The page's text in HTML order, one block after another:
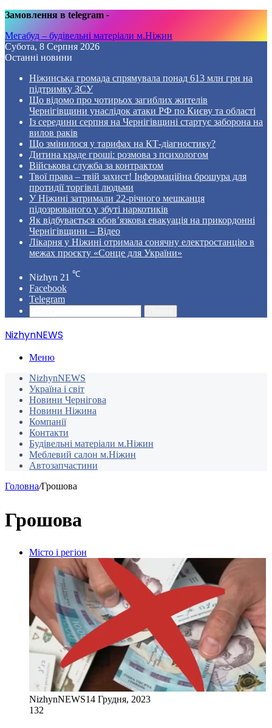
Замовлення в telegram -
Мегабуд – будівельні матеріали м.Ніжин
Субота, 8 Серпня 2026
Останні новини
Ніжинська громада спрямувала понад 613 млн грн на
підтримку ЗСУ
Що відомо про чотирьох загиблих жителів
Чернігівщини унаслідок атаки РФ по Києву та області
Із середини серпня на Чернігівщині стартує заборона на
вилов раків
Що змінилося у тарифах на КТ-діагностику?
Дитина краде гроші: розмова з психологом
Військова служба за контрактом
Твої права – твій захист! Інформаційна брошура для
протидії торгівлі людьми
У Ніжині затримали 22-річного мешканця
підозрюваного у збуті наркотиків
Як відбувається обов’язкова евакуація на прикордонні
Чернігівщини – Відео
Лікарня у Ніжині отримала сонячну електростанцію в
межах проєкту «Сонце для України»
Nizhyn 21 ℃
Facebook
Telegram
NizhynNEWS
Меню
NizhynNEWS
Україна і світ
Новини Чернігова
Новини Ніжина
Компанії
Контакти
Будівельні матеріали м.Ніжин
Меблевий салон м.Ніжин
Автозапчастини
Головна/Грошова
Грошова
Місто і регіон
NizhynNEWS14 Грудня, 2023
132